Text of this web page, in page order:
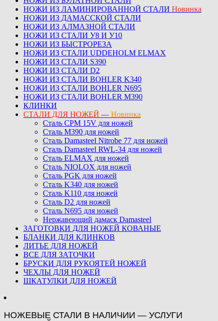
НОЖИ ИЗ ЛАМИНИРОВАННОЙ СТАЛИ Новинка
НОЖИ ИЗ ДАМАССКОЙ СТАЛИ
НОЖИ ИЗ АЛМАЗНОЙ СТАЛИ
НОЖИ ИЗ СТАЛИ У8 И У10
НОЖИ ИЗ БЫСТРОРЕЗА
НОЖИ ИЗ СТАЛИ UDDEHOLM ELMAX
НОЖИ ИЗ СТАЛИ S390
НОЖИ ИЗ СТАЛИ D2
НОЖИ ИЗ СТАЛИ BOHLER K340
НОЖИ ИЗ СТАЛИ BOHLER N695
НОЖИ ИЗ СТАЛИ BOHLER M390
КЛИНКИ
СТАЛИ ДЛЯ НОЖЕЙ — Новинка
Сталь CPM 15V для ножей
Сталь M390 для ножей
Сталь Damasteel Nitrobe 77 для ножей
Сталь Damasteel RWL-34 для ножей
Сталь ELMAX для ножей
Сталь NIOLOX для ножей
Сталь PGK для ножей
Сталь K340 для ножей
Сталь K110 для ножей
Сталь D2 для ножей
Сталь N695 для ножей
Нержавеющий дамаск Damasteel
ЗАГОТОВКИ ДЛЯ НОЖЕЙ КОВАНЫЕ
БЛАНКИ ДЛЯ КЛИНКОВ
ЛИТЬЕ ДЛЯ НОЖЕЙ
ВСЕ ДЛЯ ЗАТОЧКИ
БРУСКИ ДЛЯ РУКОЯТЕЙ НОЖЕЙ
ЧЕХЛЫ ДЛЯ НОЖЕЙ
ШКАТУЛКИ ДЛЯ НОЖЕЙ
НОЖЕВЫЕ СТАЛИ В НАЛИЧИИ — УСЛУГИ